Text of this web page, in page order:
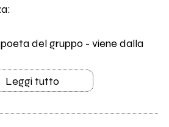
del gruppo - viene dalla
Leggi tutto